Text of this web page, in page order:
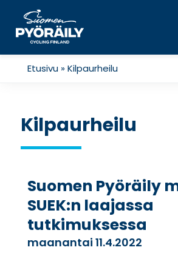
content
Etusivu»Kilpaurheilu
Kilpaurheilu
Suomen Pyöräily
SUEK:n laajassa
tutkimuksessa
maanantai 11.4.2022